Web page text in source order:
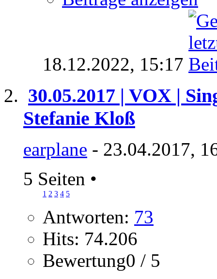
18.12.2022, 15:17
30.05.2017 | VOX |
Stefanie Kloß
earplane - 23.04.2017,
5 Seiten •
1 2 3 4 5
Antworten: 73
Hits: 74.206
Bewertung0 / 5